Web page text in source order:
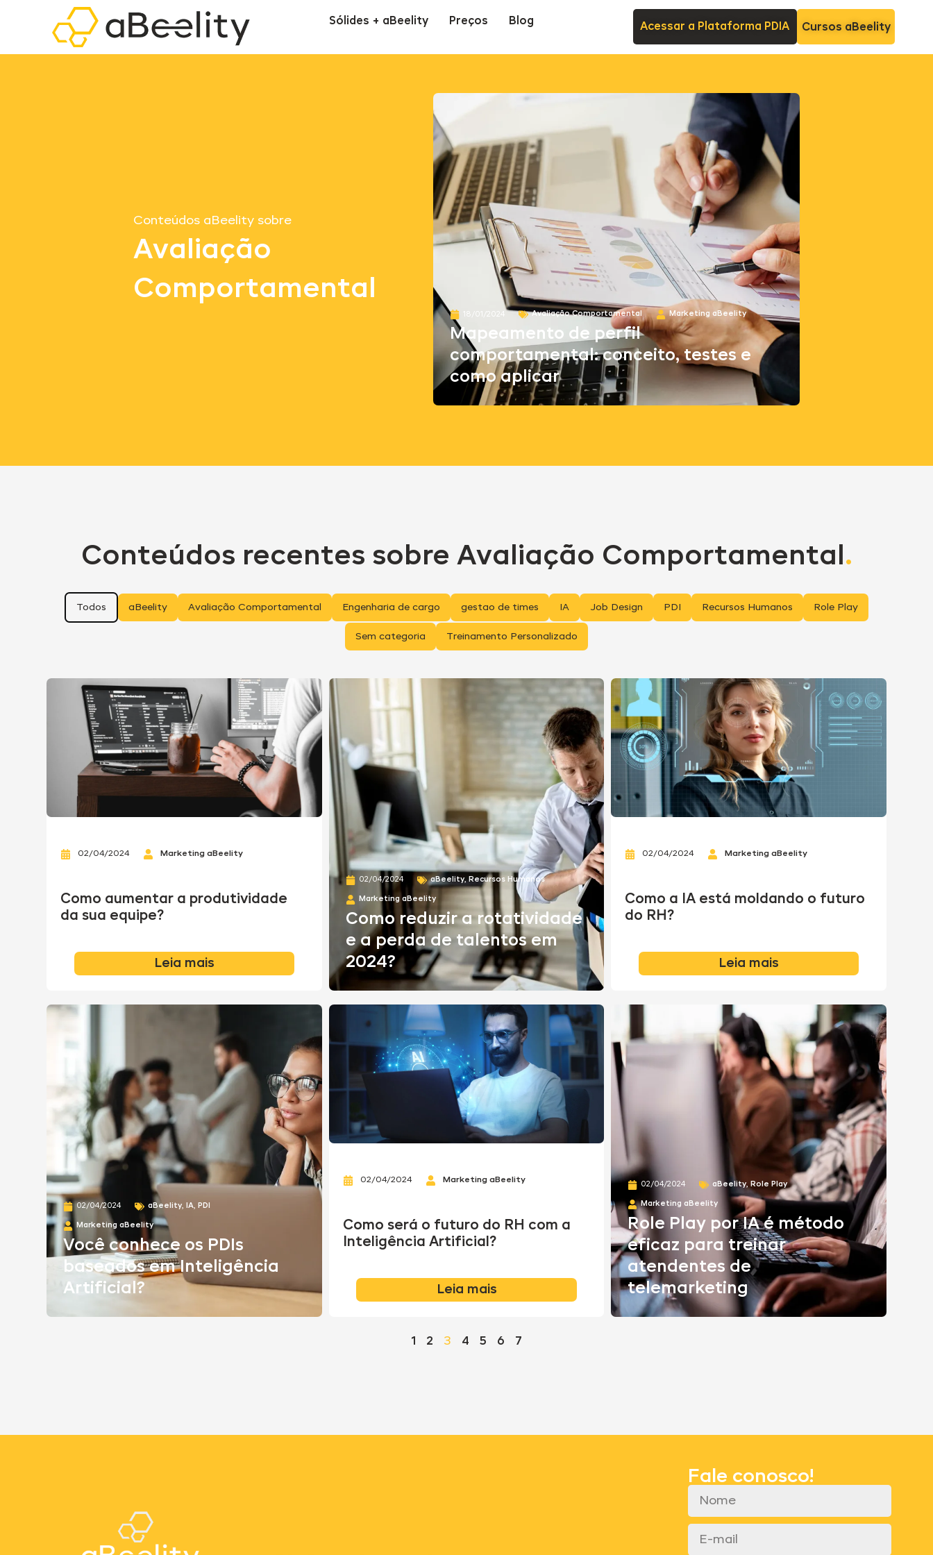
Sólides + aBeelity Preços Blog
Acessar a Plataforma PDIA Cursos aBeelity
Conteúdos aBeelity sobre
Avaliação
Comportamental
18/01/2024 Avaliação Comportamental Marketing aBeelity
Mapeamento de perfil
comportamental: conceito, testes e
como aplicar
Conteúdos recentes sobre Avaliação Comportamental .
aBeelity Avaliação Comportamental Engenharia de cargo gestao de times IA Job Design PDI Recursos Humanos Role Play
Sem categoria Treinamento Personalizado
Todos
02/04/2024 Marketing aBeelity
Como aumentar a produtividade
da sua equipe?
Leia mais
02/04/2024 aBeelity, Recursos Humanos
Marketing aBeelity
Como reduzir a rotatividade
e a perda de talentos em
2024?
02/04/2024 Marketing aBeelity
Como a IA está moldando o futuro
do RH?
Leia mais
02/04/2024 aBeelity, IA, PDI
Marketing aBeelity
Você conhece os PDIs
baseados em Inteligência
Artificial?
02/04/2024 Marketing aBeelity
Como será o futuro do RH com a
Inteligência Artificial?
Leia mais
02/04/2024 aBeelity, Role Play
Marketing aBeelity
Role Play por IA é método
eficaz para treinar
atendentes de
telemarketing
1 2 3 4 5 6 7
Fale conosco!